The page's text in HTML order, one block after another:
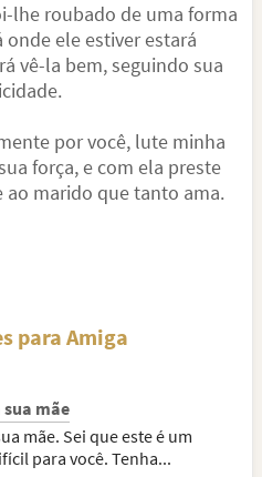
lhe roubado de uma forma
ele estiver estará
vê-la bem, seguindo sua
por você, lute minha
força, e com ela preste
marido que tanto ama.
para Amiga
mãe
mãe. Sei que este é um
para você. Tenha...